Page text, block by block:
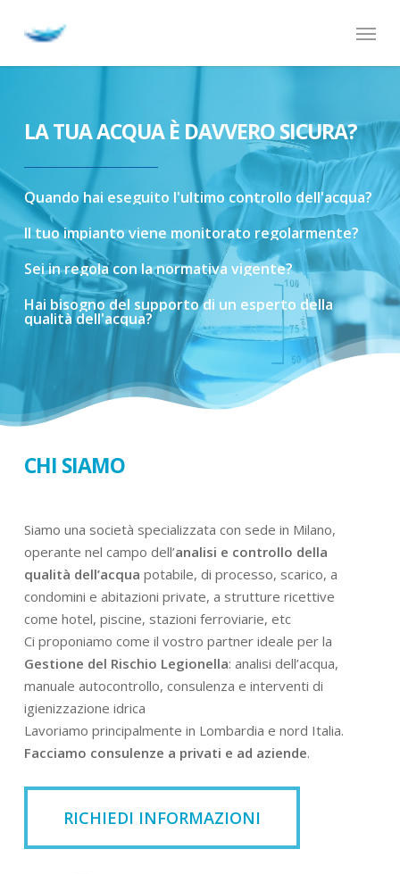
Menu
LA TUA ACQUA È DAVVERO SICURA?
Quando hai eseguito l'ultimo controllo dell'acqua?
Il tuoimpianto viene monitorato regolarmente?
Seiinregola con lanormativa vigente?
Hai bisognodel supportodi un esperto della
qualitàdell'acqua?
CHI SIAMO
Siamo una società specializzata con sede in Milano,
operante nel campo dell’analisi e controllo della
qualità dell’acqua potabile, di processo, scarico, a
condomini e abitazioni private, a strutture ricettive
come hotel, piscine, stazioni ferroviarie, etc
Ci proponiamo come il vostro partner ideale per la
Gestione del Rischio Legionella: analisi dell’acqua,
manuale autocontrollo, consulenza e interventi di
igienizzazione idrica
Lavoriamo principalmente in Lombardia e nord Italia.
Facciamo consulenze a privati e ad aziende.
RICHIEDI INFORMAZIONI